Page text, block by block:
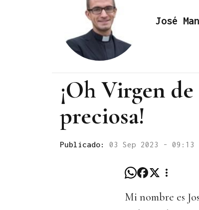
José
¡Oh Virgen
preciosa!
Publicado: 03 Sep 2023 - 09:13
Mi nombre es